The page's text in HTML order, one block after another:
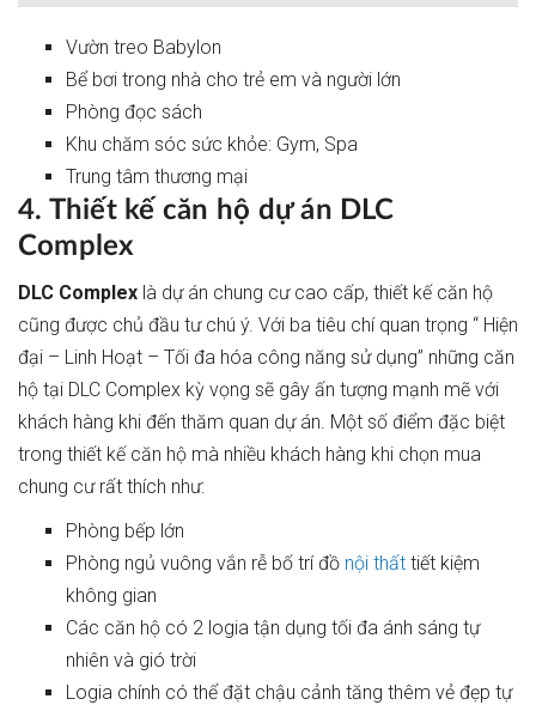
Vườn treo Babylon
Bể bơi trong nhà cho trẻ em và người lớn
Phòng đọc sách
Khu chăm sóc sức khỏe: Gym, Spa
Trung tâm thương mại
4. Thiết kế căn hộ dự án DLC
Complex
DLC Complex là dự án chung cư cao cấp, thiết kế căn hộ
cũng được chủ đầu tư chú ý. Với ba tiêu chí quan trọng “ Hiện
đại – Linh Hoạt – Tối đa hóa công năng sử dụng” những căn
hộ tại DLC Complex kỳ vọng sẽ gây ấn tượng mạnh mẽ với
khách hàng khi đến thăm quan dự án. Một số điểm đặc biệt
trong thiết kế căn hộ mà nhiều khách hàng khi chọn mua
chung cư rất thích như:
Phòng bếp lớn
Phòng ngủ vuông vắn rễ bố trí đồ nội thất tiết kiệm
không gian
Các căn hộ có 2 logia tận dụng tối đa ánh sáng tự
nhiên và gió trời
Logia chính có thể đặt chậu cảnh tăng thêm vẻ đẹp tự